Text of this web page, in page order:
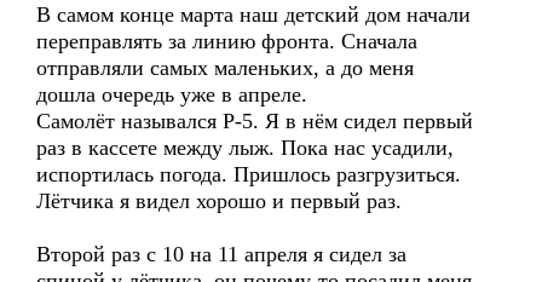
В самом конце марта наш детский дом начали
переправлять за линию фронта. Сначала
отправляли самых маленьких, а до меня
дошла очередь уже в апреле.
Самолёт назывался Р-5. Я в нём сидел первый
раз в кассете между лыж. Пока нас усадили,
испортилась погода. Пришлось разгрузиться.
Лётчика я видел хорошо и первый раз.
Второй раз с 10 на 11 апреля я сидел за